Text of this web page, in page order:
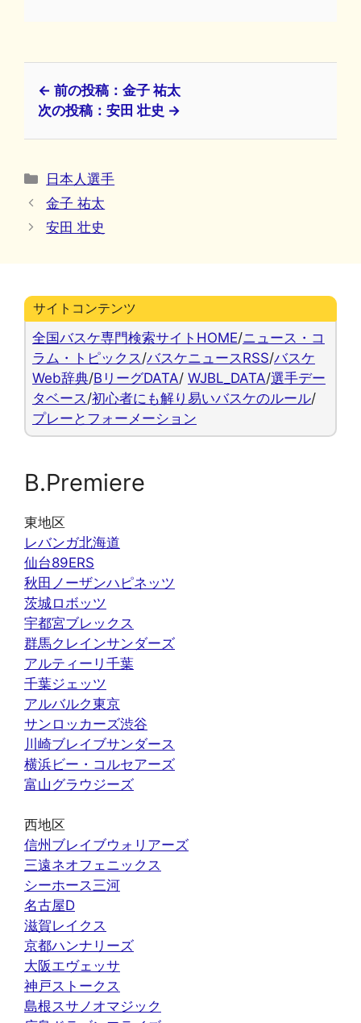
← 前の投稿：金子 祐太
次の投稿：安田 壮史 →
カ
テ
リ
日本人選手
金子 祐太
安田 壮史
サイトコンテンツ
全国バスケ専門検索サイトHOME/ニュース・コ
ラム・トピックス /バスケニュースRSS/バスケ
Web辞典/BリーグDATA/ WJBL_DATA/選手デー
タベース /初心者にも解り易いバスケのルール/
プレーとフォーメーション
B.Premiere
東地区
レバンガ北海道
仙台89ERS
秋田ノーザンハピネッツ
茨城ロボッツ
宇都宮ブレックス
群馬クレインサンダーズ
アルティーリ千葉
千葉ジェッツ
アルバルク東京
サンロッカーズ渋谷
川崎ブレイブサンダース
横浜ビー・コルセアーズ
富山グラウジーズ
西地区
信州ブレイブウォリアーズ
三遠ネオフェニックス
シーホース三河
名古屋D
滋賀レイクス
京都ハンナリーズ
大阪エヴェッサ
神戸ストークス
島根スサノオマジック